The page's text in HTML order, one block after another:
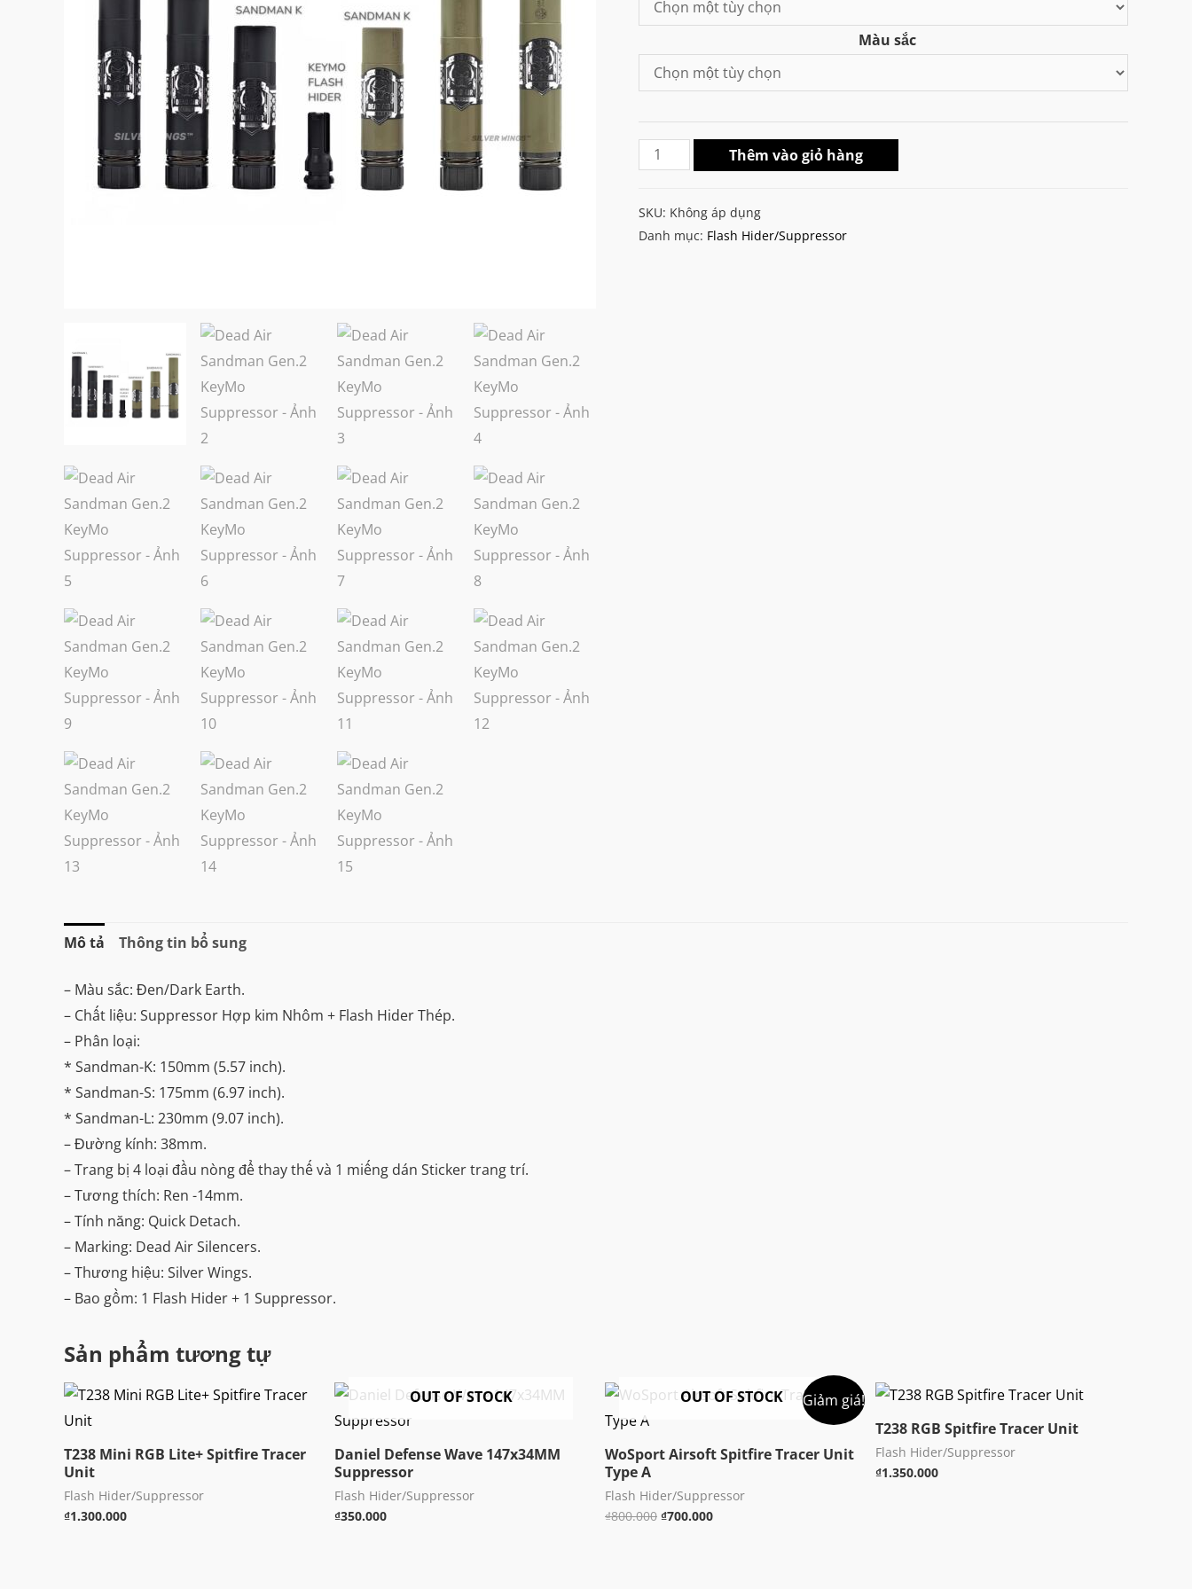
₫1.320.000
đến
₫1.450.000
Màu sắc
Dead
Air
Gen.2
Thêm vào giỏ hàng
SKU: Không áp dụng
Danh mục: Flash Hider/Suppressor
Mô tả Thông tin bổ sung
– Màu sắc: Đen/Dark Earth.
– Chất liệu: Suppressor Hợp kim Nhôm + Flash Hider Thép.
– Phân loại:
* Sandman-K: 150mm (5.57 inch).
* Sandman-S: 175mm (6.97 inch).
* Sandman-L: 230mm (9.07 inch).
– Đường kính: 38mm.
– Trang bị 4 loại đầu nòng để thay thế và 1 miếng dán Sticker trang trí.
– Tương thích: Ren -14mm.
– Tính năng: Quick Detach.
– Marking: Dead Air Silencers.
– Thương hiệu: Silver Wings.
– Bao gồm: 1 Flash Hider + 1 Suppressor.
Sản phẩm tương tự
T238 Mini RGB Lite+ Spitfire Tracer
Unit
Flash Hider/Suppressor
₫1.300.000
OUT OF STOCK
Daniel Defense Wave 147x34MM
Suppressor
Flash Hider/Suppressor
₫350.000
Giảm giá!
OUT OF STOCK
WoSport Airsoft Spitfire Tracer Unit
Type A
Flash Hider/Suppressor
₫800.000 Giá
₫700.000Giá
T238 RGB Spitfire Tracer Unit
Flash Hider/Suppressor
₫1.350.000